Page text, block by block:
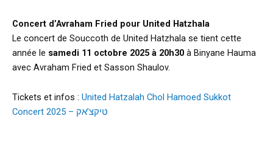
Concert d’Avraham Fried pour United Hatzhala
Le concert de Souccoth de United Hatzhala se tient cette
année le samedi 11 octobre 2025 à 20h30 à Binyane Hauma
avec Avraham Fried et Sasson Shaulov.
Tickets et infos : United Hatzalah Chol Hamoed Sukkot
Concert 2025 – טיקצ’אק